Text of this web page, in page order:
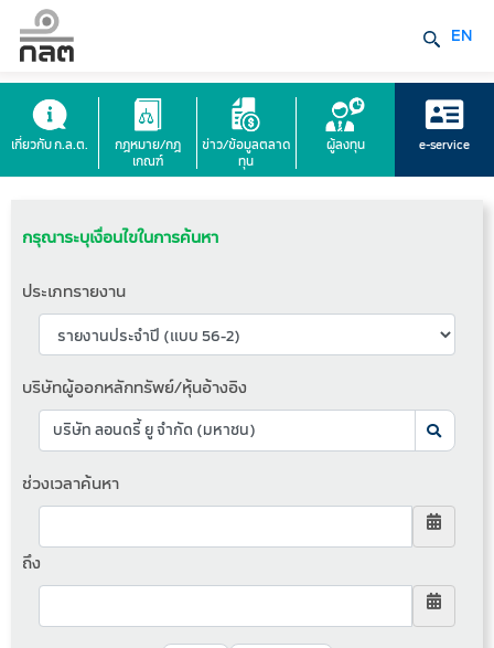
EN
เกี่ยวกับ ก.ล.ต.
กฎหมาย/กฎ
เกณฑ์
ข่าว/ข้อมูลตลาด
ทุน
ผู้ลงทุน e-service
กรุณาระบุเงื่อนไขในการค้นหา
ประเภทรายงาน
บริษัทผู้ออกหลักทรัพย์/หุ้นอ้างอิง
ช่วงเวลาค้นหา
ถึง